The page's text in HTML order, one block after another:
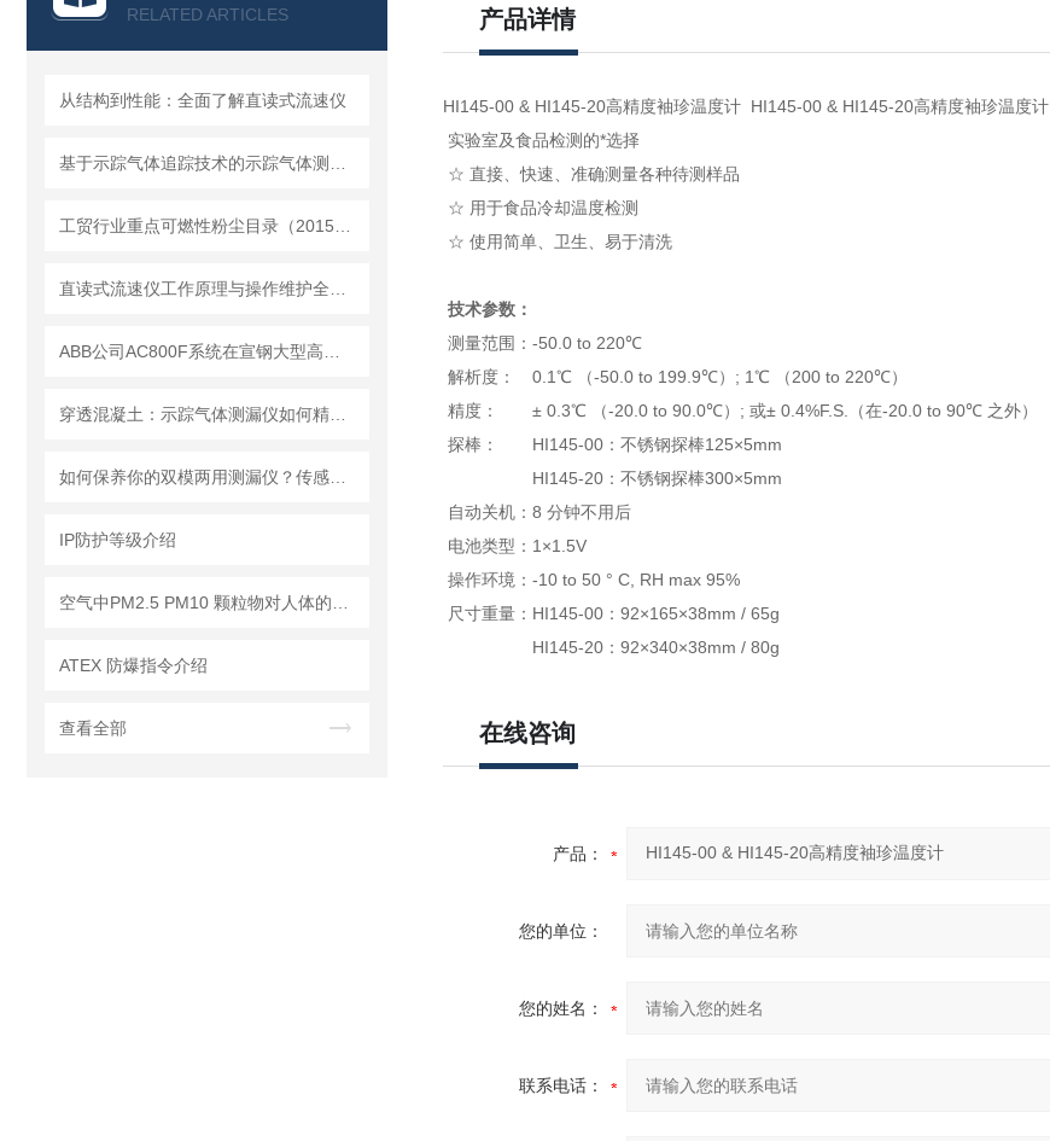
RELATED ARTICLES
从结构到性能：全面了解直读式流速仪
IP防护等级介绍
ATEX 防爆指令介绍
查看全部
产品详情
HI145-00 & HI145-20高精度袖珍温度计 HI145-00 & HI145-20高精度袖珍温度计
实验室及食品检测的*选择
☆ 直接、快速、准确测量各种待测样品
☆ 用于食品冷却温度检测
☆ 使用简单、卫生、易于清洗
技术参数：
测量范围：-50.0 to 220℃
解析度： 0.1℃ （-50.0 to 199.9℃）; 1℃ （200 to 220℃）
精度： ± 0.3℃ （-20.0 to 90.0℃）; 或± 0.4%F.S.（在-20.0 to 90℃ 之外）
探棒： HI145-00：不锈钢探棒125×5mm
HI145-20：不锈钢探棒300×5mm
自动关机：8 分钟不用后
电池类型：1×1.5V
操作环境：-10 to 50 ° C, RH max 95%
尺寸重量：HI145-00：92×165×38mm / 65g
HI145-20：92×340×38mm / 80g
在线咨询
产品：
您的单位：
您的姓名：
联系电话：